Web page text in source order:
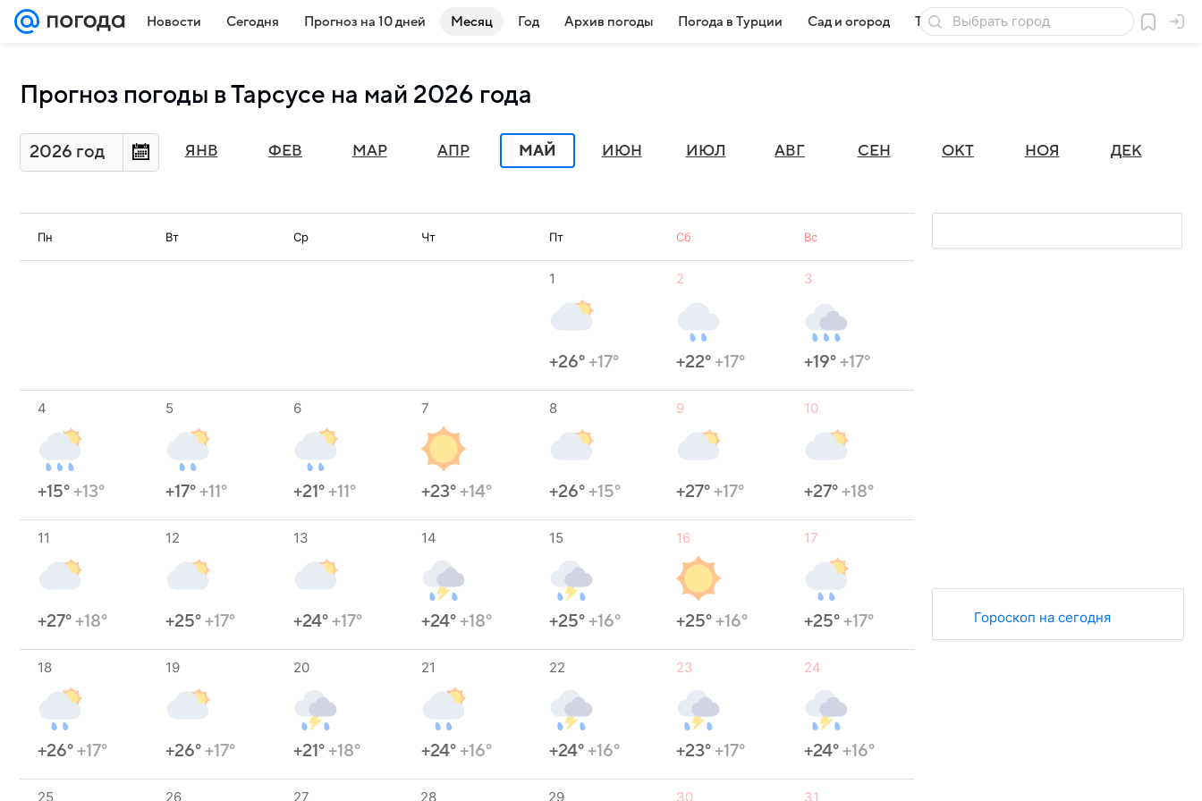
Новости Сегодня Прогноз на 10 дней Месяц Год Архив погоды Погода в Турции Сад и огород Товары для дачи
Прогноз погоды в Тарсусе на май 2026 года
2026 год ЯНВ ФЕВ МАР АПР МАЙ ИЮН ИЮЛ АВГ СЕН ОКТ НОЯ ДЕК
Пн Вт Ср Чт Пт Сб Вс
1
+26°+17°
2
+22°+17°
3
+19°+17°
4
+15°+13°
5
+17°+11°
6
+21°+11°
7
+23°+14°
8
+26°+15°
9
+27°+17°
10
+27°+18°
11
+27°+18°
12
+25°+17°
13
+24°+17°
14
+24°+18°
15
+25°+16°
16
+25°+16°
17
+25°+17°
18
+26°+17°
19
+26°+17°
20
+21°+18°
21
+24°+16°
22
+24°+16°
23
+23°+17°
24
+24°+16°
25 26 27 28 29 30 31
Гороскоп на сегодня